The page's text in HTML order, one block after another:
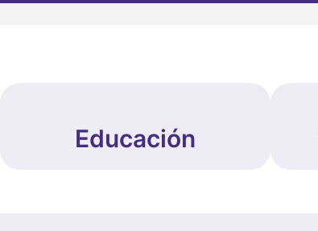
Educación